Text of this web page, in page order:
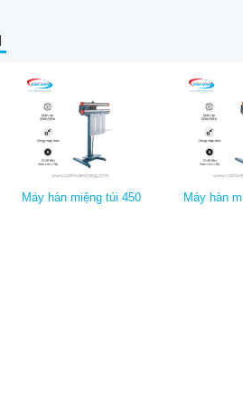
Máy hàn miệng túi 450 Máy hàn